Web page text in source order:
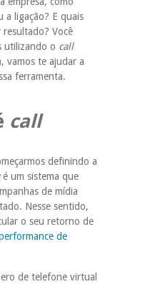
a ligação? E quais
Você
utilizando o call
vamos te ajudar a
ferramenta.
call
definindo a
é um sistema que
de mídia
Nesse sentido,
o seu retorno de
de
de telefone virtual